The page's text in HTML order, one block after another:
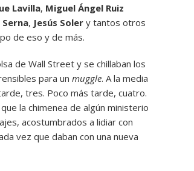
Lavilla, Miguel Ángel Ruiz
Serna, Jesús Soler y tantos otros
de eso y de más.
de Wall Street y se chillaban los
para un muggle. A la media
tres. Poco más tarde, cuatro.
la chimenea de algún ministerio
acostumbrados a lidiar con
vez que daban con una nueva